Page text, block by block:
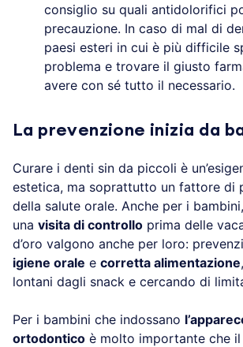
consiglio su quali antidolorifici
precauzione. In caso di mal di
paesi esteri in cui è più difficile
problema e trovare il giusto
avere con sé tutto il necessario.
La prevenzione inizia da
Curare i denti sin da piccoli è
estetica, ma soprattutto un fattore di
della salute orale. Anche per i
una visita di controllo prima delle
d’oro valgono anche per loro:
igiene orale e corretta alimentazione
lontani dagli snack e cercando di
Per i bambini che indossano
ortodontico è molto importante che